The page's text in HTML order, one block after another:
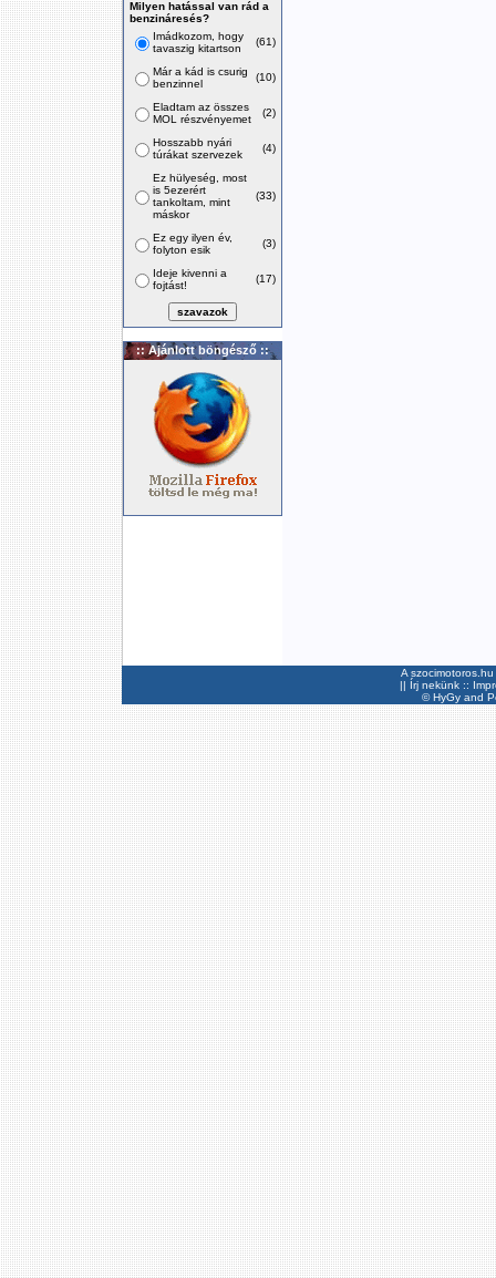
Milyen hatással van rád a
benzináresés?
Imádkozom, hogy
tavaszig kitartson
(61)
Már a kád is csurig
benzinnel
(10)
Eladtam az összes
MOL részvényemet
(2)
Hosszabb nyári
túrákat szervezek
(4)
Ez hülyeség, most
is 5ezerért
tankoltam, mint
máskor
(33)
Ez egy ilyen év,
folyton esik
(3)
Ideje kivenni a
fojtást!
(17)
:: Ajánlott böngésző ::
A
|| Írj nekünk ::
©HyGyand